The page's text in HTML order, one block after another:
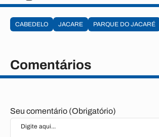
CABEDELO JACARE PARQUE DO JACARÉ
Comentários
Seu comentário (Obrigatório)